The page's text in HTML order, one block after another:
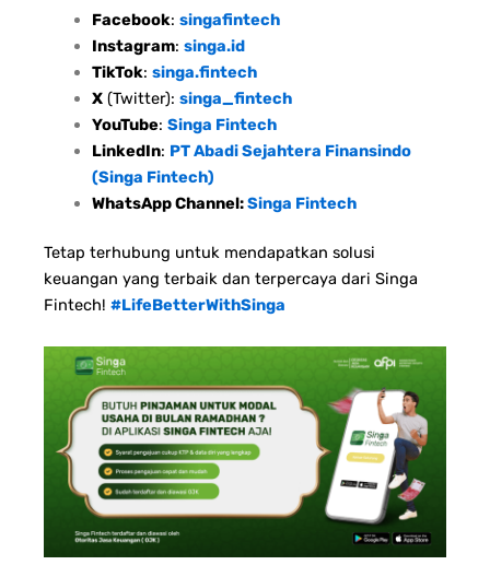
Facebook: singafintech
Instagram: singa.id
TikTok: singa.fintech
X(Twitter): singa_fintech
YouTube: Singa Fintech
LinkedIn: PT Abadi Sejahtera Finansindo
(Singa Fintech)
WhatsApp Channel:Singa Fintech
Tetap terhubung untuk mendapatkan solusi
keuangan yang terbaik dan terpercaya dari Singa
Fintech! #LifeBetterWithSinga